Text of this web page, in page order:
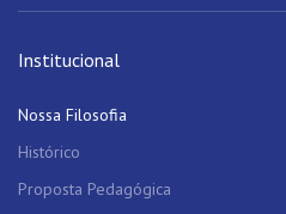
Institucional
Nossa Filosofia
Histórico
Proposta Pedagógica